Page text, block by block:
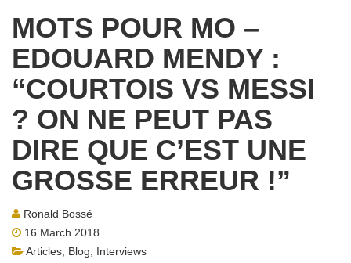
MOTS POUR MO –
EDOUARD MENDY :
“COURTOIS VS MESSI
? ON NE PEUT PAS
DIRE QUE C’EST UNE
GROSSE ERREUR !”
Ronald Bossé
16 March 2018
Articles Blog
Interviews